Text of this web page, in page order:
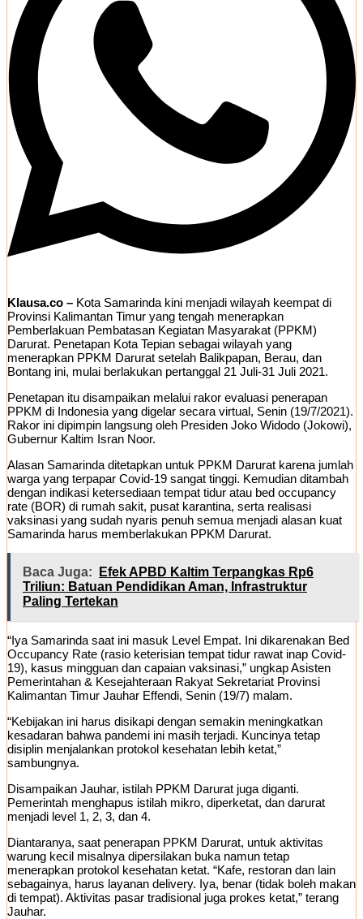
Klausa.co – Kota Samarinda kini menjadi wilayah keempat di
Provinsi Kalimantan Timur yang tengah menerapkan
Pemberlakuan Pembatasan Kegiatan Masyarakat (PPKM)
Darurat. Penetapan Kota Tepian sebagai wilayah yang
menerapkan PPKM Darurat setelah Balikpapan, Berau, dan
Bontang ini, mulai berlakukan pertanggal 21 Juli-31 Juli 2021.
Penetapan itu disampaikan melalui rakor evaluasi penerapan
PPKM di Indonesia yang digelar secara virtual, Senin (19/7/2021).
Rakor ini dipimpin langsung oleh Presiden Joko Widodo (Jokowi),
Gubernur Kaltim Isran Noor.
Alasan Samarinda ditetapkan untuk PPKM Darurat karena jumlah
warga yang terpapar Covid-19 sangat tinggi. Kemudian ditambah
dengan indikasi ketersediaan tempat tidur atau bed occupancy
rate (BOR) di rumah sakit, pusat karantina, serta realisasi
vaksinasi yang sudah nyaris penuh semua menjadi alasan kuat
Samarinda harus memberlakukan PPKM Darurat.
Baca Juga:
Efek APBD Kaltim Terpangkas Rp6
Triliun: Batuan Pendidikan Aman, Infrastruktur
Paling Tertekan
“Iya Samarinda saat ini masuk Level Empat. Ini dikarenakan Bed
Occupancy Rate (rasio keterisian tempat tidur rawat inap Covid-
19), kasus mingguan dan capaian vaksinasi,” ungkap Asisten
Pemerintahan & Kesejahteraan Rakyat Sekretariat Provinsi
Kalimantan Timur Jauhar Effendi, Senin (19/7) malam.
“Kebijakan ini harus disikapi dengan semakin meningkatkan
kesadaran bahwa pandemi ini masih terjadi. Kuncinya tetap
disiplin menjalankan protokol kesehatan lebih ketat,”
sambungnya.
Disampaikan Jauhar, istilah PPKM Darurat juga diganti.
Pemerintah menghapus istilah mikro, diperketat, dan darurat
menjadi level 1, 2, 3, dan 4.
Diantaranya, saat penerapan PPKM Darurat, untuk aktivitas
warung kecil misalnya dipersilakan buka namun tetap
menerapkan protokol kesehatan ketat. “Kafe, restoran dan lain
sebagainya, harus layanan delivery. Iya, benar (tidak boleh makan
di tempat). Aktivitas pasar tradisional juga prokes ketat,” terang
Jauhar.